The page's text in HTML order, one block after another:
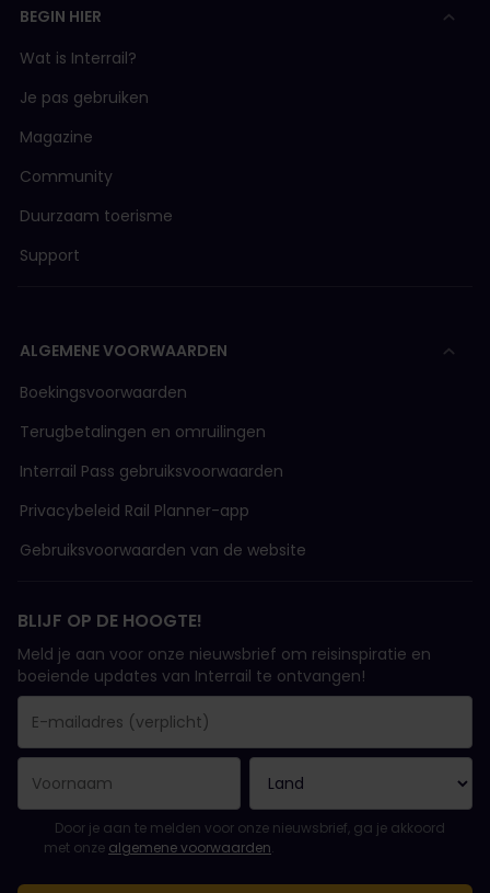
BEGIN HIER
Wat is Interrail?
Je pas gebruiken
Magazine
Community
Duurzaam toerisme
Support
ALGEMENE VOORWAARDEN
Boekingsvoorwaarden
Terugbetalingen en omruilingen
Interrail Pass gebruiksvoorwaarden
Privacybeleid Rail Planner-app
Gebruiksvoorwaarden van de website
BLIJF OP DE HOOGTE!
Meld je aan voor onze nieuwsbrief om reisinspiratie en
boeiende updates van Interrail te ontvangen!
Je inschrijving is gelukt..
E-mailadres is een verplicht veld!
E-mailadres is ongeldig!
Fout bij het abonneren op de nieuwsbrief. Probeer het later
Je hebt je al geabonneerd op deze nieuwsbrief!
Ga akkoord met de algemene voorwaarden om je in te
Door je aan te melden voor onze nieuwsbrief, ga je akkoord
met onze algemene voorwaarden.